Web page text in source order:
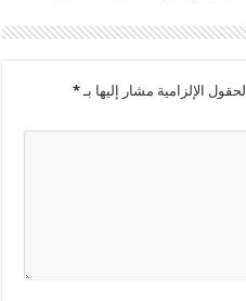
الحقول الإلزامية مشار إليها بـ*